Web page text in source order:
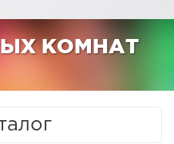
КОМНАТ